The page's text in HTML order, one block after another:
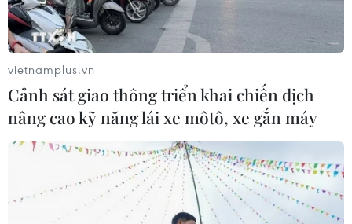
vietnamplus.vn
Cảnh sát giao thông triển khai chiến dịch
nâng cao kỹ năng lái xe môtô, xe gắn máy